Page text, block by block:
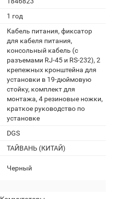
1 год
Кабель питания, фиксатор
для кабеля питания,
консольный кабель (с
разъемами RJ-45 и RS-232), 2
крепежных кронштейна для
установки в 19-дюймовую
стойку, комплект для
монтажа, 4 резиновые ножки,
краткое руководство по
установке
DGS
ТАЙВАНЬ (КИТАЙ)
Черный